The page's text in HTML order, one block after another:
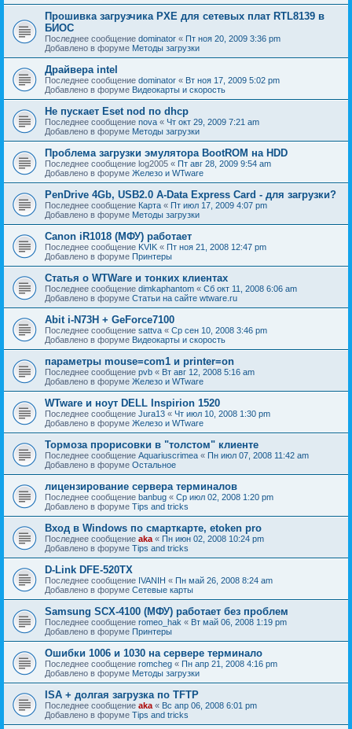
Прошивка загрузчика PXE для сетевых плат RTL8139 в
БИОС
Последнее сообщение dominator « Пт ноя 20, 2009 3:36 pm
Добавлено в форуме Методы загрузки
Драйвера intel
Последнее сообщение dominator « Вт ноя 17, 2009 5:02 pm
Добавлено в форуме Видеокарты и скорость
Не пускает Eset nod по dhcp
Последнее сообщение nova « Чт окт 29, 2009 7:21 am
Добавлено в форуме Методы загрузки
Проблема загрузки эмулятора BootROM на HDD
Последнее сообщение log2005 « Пт авг 28, 2009 9:54 am
Добавлено в форуме Железо и WTware
PenDrive 4Gb, USB2.0 A-Data Express Card - для загрузки?
Последнее сообщение Карта « Пт июл 17, 2009 4:07 pm
Добавлено в форуме Методы загрузки
Canon iR1018 (МФУ) работает
Последнее сообщение KVIK « Пт ноя 21, 2008 12:47 pm
Добавлено в форуме Принтеры
Статья о WTWare и тонких клиентах
Последнее сообщение dimkaphantom « Сб окт 11, 2008 6:06 am
Добавлено в форуме Статьи на сайте wtware.ru
Abit i-N73H + GeForce7100
Последнее сообщение sattva « Ср сен 10, 2008 3:46 pm
Добавлено в форуме Видеокарты и скорость
параметры mouse=com1 и printer=on
Последнее сообщение pvb « Вт авг 12, 2008 5:16 am
Добавлено в форуме Железо и WTware
WTware и ноут DELL Inspirion 1520
Последнее сообщение Jura13 « Чт июл 10, 2008 1:30 pm
Добавлено в форуме Железо и WTware
Тормоза прорисовки в "толстом" клиенте
Последнее сообщение Aquariuscrimea « Пн июл 07, 2008 11:42 am
Добавлено в форуме Остальное
лицензирование сервера терминалов
Последнее сообщение banbug « Ср июл 02, 2008 1:20 pm
Добавлено в форуме Tips and tricks
Вход в Windows по смарткарте, etoken pro
Последнее сообщение aka « Пн июн 02, 2008 10:24 pm
Добавлено в форуме Tips and tricks
D-Link DFE-520TX
Последнее сообщение IVANIH « Пн май 26, 2008 8:24 am
Добавлено в форуме Сетевые карты
Samsung SCX-4100 (МФУ) работает без проблем
Последнее сообщение romeo_hak « Вт май 06, 2008 1:19 pm
Добавлено в форуме Принтеры
Ошибки 1006 и 1030 на сервере терминало
Последнее сообщение romcheg « Пн апр 21, 2008 4:16 pm
Добавлено в форуме Методы загрузки
ISA + долгая загрузка по TFTP
Последнее сообщение aka « Вс апр 06, 2008 6:01 pm
Добавлено в форуме Tips and tricks